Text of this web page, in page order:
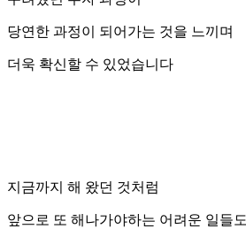
당연한 과정이 되어가는 것을 느끼며
더욱 확신할 수 있었습니다
지금까지 해 왔던 것처럼
앞으로 또 해나가야하는 어려운 일들도